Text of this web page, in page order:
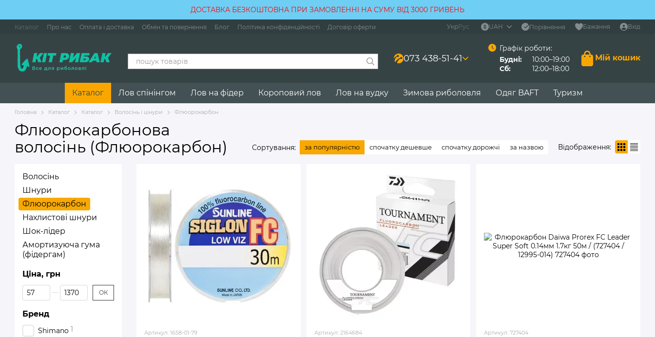
ДОСТАВКА БЕЗКОШТОВНА ПРИ ЗАМОВЛЕННІ НА СУМУ ВІД 3000 ГРИВЕНЬ
Каталог Про нас Оплата і доставка Обмін та повернення Блог Політика конфіденційності
Договір оферти
УкрРус UAH Порівняння Бажання Вхід
073 438-51-41
Графік роботи:
Будні:
10:00–19:00
Сб:
12:00–18:00
Мій кошик
Каталог Лов спінінгом Лов на фідер Короповий лов Лов на вудку Зимова риболовля Одяг BAFT Туризм
Головна Каталог Каталог Волосінь і шнури Флюорокарбон
Флюорокарбонова
волосінь (Флюорокарбон)
Сортування: за популярністю спочатку дешевше спочатку дорожчі за назвою Відображення:
Артикул: 1658-01-79 Артикул: 2164684 Артикул: 727404
Волосінь
Шнури
Флюорокарбон
Нахлистові шнури
Шок-лідер
Амортизуюча гума
(фідергам)
Ціна, грн
Від Ціна, грн
До Ціна, грн ОК
Бренд
Shimano 1